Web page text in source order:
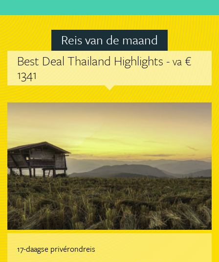
Reis van de maand
Best Deal Thailand Highlights -va €
1341
17-daagse privérondreis